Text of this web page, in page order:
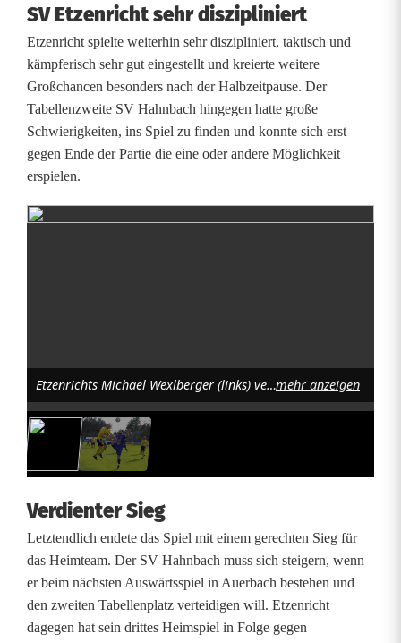
r
B
e
z
i
k
a
N
r
d
w
e
i
SV Etzenricht sehr diszipliniert
Etzenricht spielte weiterhin sehr diszipliniert, taktisch und
kämpferisch sehr gut eingestellt und kreierte weitere
Großchancen besonders nach der Halbzeitpause. Der
Tabellenzweite SV Hahnbach hingegen hatte große
Schwierigkeiten, ins Spiel zu finden und konnte sich erst
gegen Ende der Partie die eine oder andere Möglichkeit
erspielen.
Etzenrichts Michael Wexlberger (links) verletzte sich in diesem Laufduell mit Hahnbachs Tobias Hüttner am Oberschenkel. Foto: Rudi Walberermehr anzeigen
Verdienter Sieg
Letztendlich endete das Spiel mit einem gerechten Sieg für
das Heimteam. Der SV Hahnbach muss sich steigern, wenn
er beim nächsten Auswärtsspiel in Auerbach bestehen und
den zweiten Tabellenplatz verteidigen will. Etzenricht
dagegen hat sein drittes Heimspiel in Folge gegen